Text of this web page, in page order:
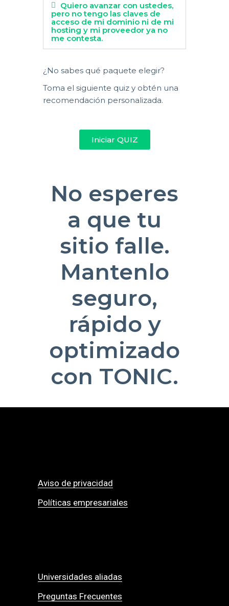
Quiero avanzar con ustedes,
pero no tengo las claves de
acceso de mi dominio ni de mi
hosting y mi proveedor ya no
me contesta.
¿No sabes qué paquete elegir?
Toma el siguiente quiz y obtén una
recomendación personalizada.
Iniciar QUIZ
No esperes
a que tu
sitio falle.
Mantenlo
seguro,
rápido y
optimizado
con TONIC.
Aviso de privacidad
Políticas empresariales
Universidades aliadas
Preguntas Frecuentes